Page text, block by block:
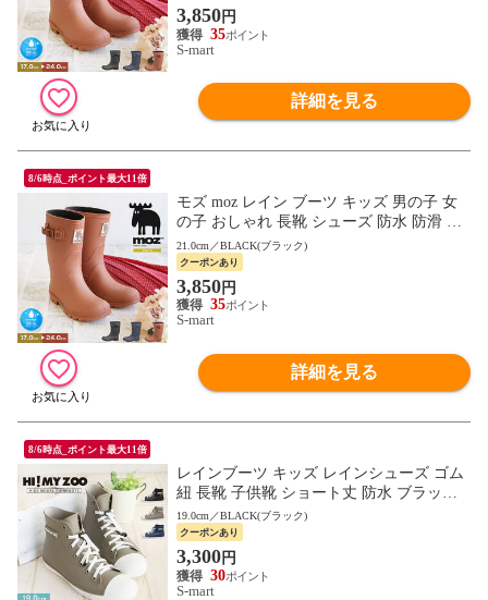
3,850円
35
S-mart
詳細を見る
8/6時点_ポイント最大11倍
モズ moz レイン ブーツ キッズ 男の子 女
の子 おしゃれ 長靴 シューズ 防水 防滑 ロ
ング ジュニア 軽量 雨 冬 雪 子供 靴 小学生
幼稚園 無地 7018 moz
21.0cm／BLACK(ブラック)
クーポンあり
3,850円
35
S-mart
詳細を見る
8/6時点_ポイント最大11倍
レインブーツ キッズ レインシューズ ゴム
紐 長靴 子供靴 ショート丈 防水 ブラック
ネイビー グレー HI! MY ZOO ハイマイズ
ー 5504
19.0cm／BLACK(ブラック)
クーポンあり
3,300円
30
S-mart